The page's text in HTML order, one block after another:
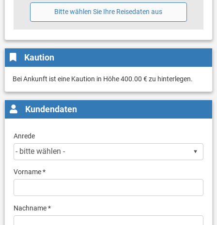
Bitte wählen Sie Ihre Reisedaten aus
Kaution
Bei Ankunft ist eine Kaution in Höhe 400.00 € zu hinterlegen.
Kundendaten
Anrede
Vorname *
Nachname *